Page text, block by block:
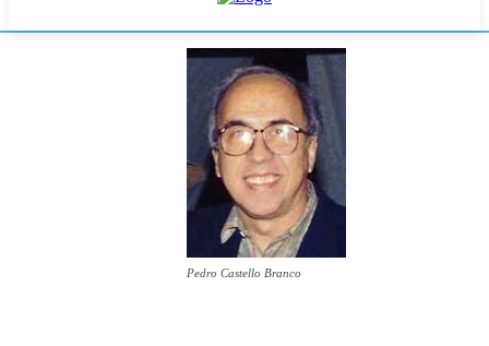
Pedro Castello Branco